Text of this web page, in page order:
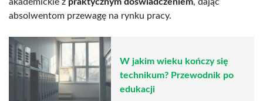
absolwentom przewagę na rynku pracy.
W jakim wieku kończy się
technikum? Przewodnik po
edukacji